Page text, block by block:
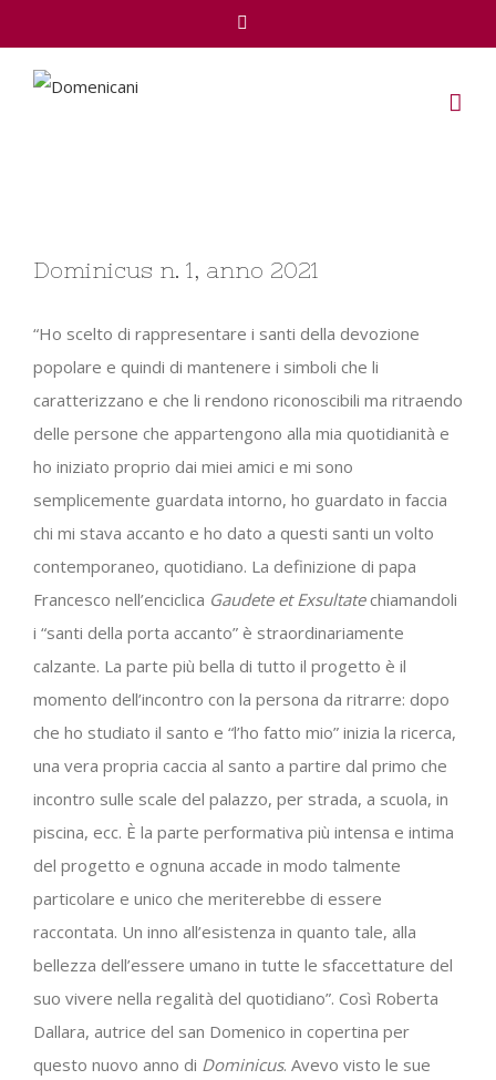
Larger
Dominicus n. 1, anno 2021
“Ho scelto di rappresentare i santi della devozione
popolare e quindi di mantenere i simboli che li
caratterizzano e che li rendono riconoscibili ma ritraendo
delle persone che appartengono alla mia quotidianità e
ho iniziato proprio dai miei amici e mi sono
semplicemente guardata intorno, ho guardato in faccia
chi mi stava accanto e ho dato a questi santi un volto
contemporaneo, quotidiano. La definizione di papa
Francesco nell’enciclica Gaudete et Exsultatechiamandoli
i “santi della porta accanto” è straordinariamente
calzante. La parte più bella di tutto il progetto è il
momento dell’incontro con la persona da ritrarre: dopo
che ho studiato il santo e “l’ho fatto mio” inizia la ricerca,
una vera propria caccia al santo a partire dal primo che
incontro sulle scale del palazzo, per strada, a scuola, in
piscina, ecc. È la parte performativa più intensa e intima
del progetto e ognuna accade in modo talmente
particolare e unico che meriterebbe di essere
raccontata. Un inno all’esistenza in quanto tale, alla
bellezza dell’essere umano in tutte le sfaccettature del
suo vivere nella regalità del quotidiano”. Così Roberta
Dallara, autrice del san Domenico in copertina per
questo nuovo anno di Dominicus. Avevo visto le sue